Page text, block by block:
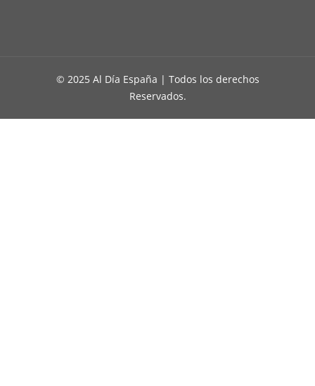
© 2025 Al Día España | Todos los derechos
Reservados.